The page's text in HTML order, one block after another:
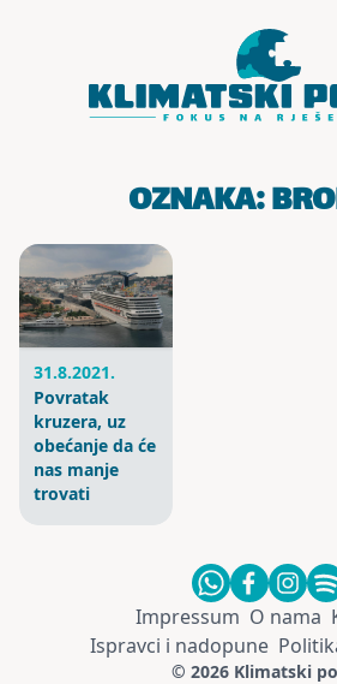
OZNAKA:
31.8.2021.
Povratak
kruzera, uz
obećanje da će
nas manje
trovati
Impressum O nama
Ispravci i nadopune
© 2026 Klimatski